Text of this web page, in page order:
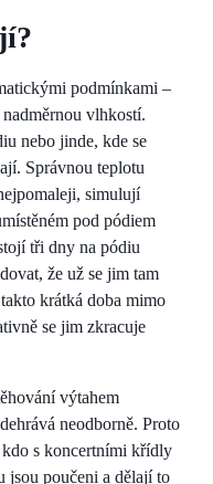
podmínkami –
vlhkostí.
nebo jinde, kde se
Správnou teplotu
simulují
pod pódiem
tři dny na pódiu
že už se jim tam
krátká doba mimo
se jim zkracuje
výtahem
neodborně. Proto
kdo s koncertními křídly
jsou poučeni a dělají to